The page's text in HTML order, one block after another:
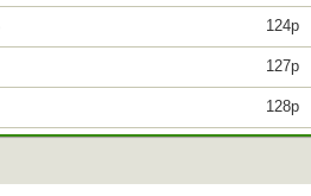
124p
127p
128p